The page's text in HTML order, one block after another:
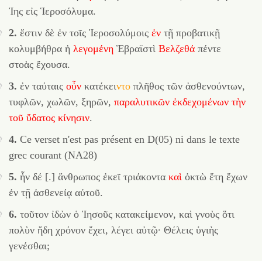
Ἰης εἰς Ἱεροσόλυμα.
2. ἔστιν δὲ ἐν τοῖς Ἱεροσολύμοις ἐν τῇ προβατικῇ
κολυμβήθρα ἡ λεγομένη Ἑβραϊστὶ Βελζεθά πέντε
στοὰς ἔχουσα.
3. ἐν ταύταις οὖν κατέκειντο πλῆθος τῶν ἀσθενούντων,
τυφλῶν, χωλῶν, ξηρῶν, παραλυτικῶν ἐκδεχομένων τὴν
τοῦ ὕδατος κίνησιν.
4. Ce verset n'est pas présent en D(05) ni dans le texte
grec courant (NA28)
5. ἦν δέ [.] ἄνθρωπος ἐκεῖ τριάκοντα καὶ ὀκτὼ ἔτη ἔχων
ἐν τῇ ἀσθενείᾳ αὐτοῦ.
6. τοῦτον ἰδὼν ὁ Ἰησοῦς κατακείμενον, καὶ γνοὺς ὅτι
πολὺν ἤδη χρόνον ἔχει, λέγει αὐτῷ· Θέλεις ὑγιὴς
γενέσθαι;